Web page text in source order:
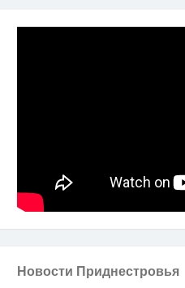
Новости Приднестровья